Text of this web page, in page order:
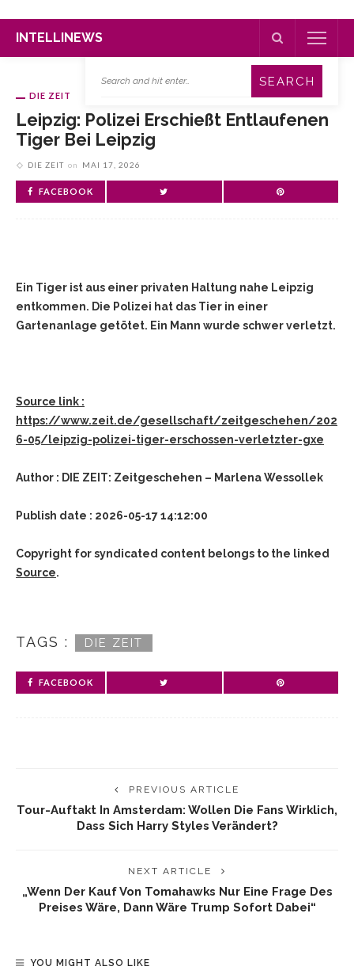
INTELLINEWS
DIE ZEIT
Leipzig: Polizei Erschießt Entlaufenen
Tiger Bei Leipzig
DIE ZEIT on MAI 17, 2026
FACEBOOK
Ein Tiger ist aus einer privaten Haltung nahe Leipzig
entkommen. Die Polizei hat das Tier in einer
Gartenanlage getötet. Ein Mann wurde schwer verletzt.
Source link :
https://www.zeit.de/gesellschaft/zeitgeschehen/202
6-05/leipzig-polizei-tiger-erschossen-verletzter-gxe
Author : DIE ZEIT: Zeitgeschehen – Marlena Wessollek
Publish date : 2026-05-17 14:12:00
Copyright for syndicated content belongs to the linked
Source.
TAGS : DIE ZEIT
FACEBOOK
PREVIOUS ARTICLE
Tour-Auftakt In Amsterdam: Wollen Die Fans Wirklich,
Dass Sich Harry Styles Verändert?
NEXT ARTICLE
„Wenn Der Kauf Von Tomahawks Nur Eine Frage Des
Preises Wäre, Dann Wäre Trump Sofort Dabei“
YOU MIGHT ALSO LIKE